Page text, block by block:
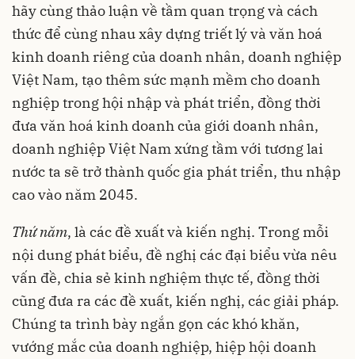
hãy cùng thảo luận về tầm quan trọng và cách
thức để cùng nhau xây dựng triết lý và văn hoá
kinh doanh riêng của doanh nhân, doanh nghiệp
Việt Nam, tạo thêm sức mạnh mềm cho doanh
nghiệp trong hội nhập và phát triển, đồng thời
đưa văn hoá kinh doanh của giới doanh nhân,
doanh nghiệp Việt Nam xứng tầm với tương lai
nước ta sẽ trở thành quốc gia phát triển, thu nhập
cao vào năm 2045.
Thứ năm, là các đề xuất và kiến nghị. Trong mỗi
nội dung phát biểu, đề nghị các đại biểu vừa nêu
vấn đề, chia sẻ kinh nghiệm thực tế, đồng thời
cũng đưa ra các đề xuất, kiến nghị, các giải pháp.
Chúng ta trình bày ngắn gọn các khó khăn,
vướng mắc của doanh nghiệp, hiệp hội doanh